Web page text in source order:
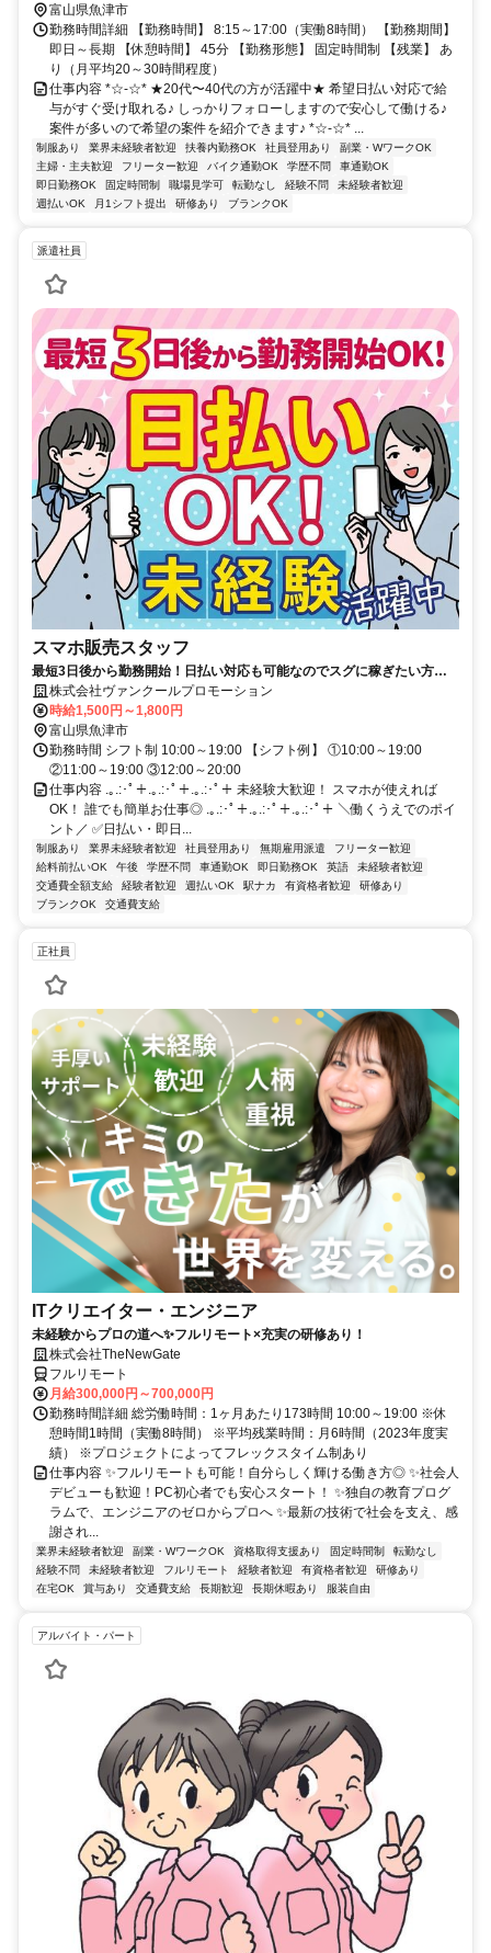
富山県魚津市
勤務時間詳細 【勤務時間】 8:15～17:00（実働8時間） 【勤務期間】
即日～長期 【休憩時間】 45分 【勤務形態】 固定時間制 【残業】 あ
り（月平均20～30時間程度）
仕事内容 *☆-☆* ★20代〜40代の方が活躍中★ 希望日払い対応で給
与がすぐ受け取れる♪ しっかりフォローしますので安心して働ける♪
案件が多いので希望の案件を紹介できます♪ *☆-☆* ...
制服あり 業界未経験者歓迎 扶養内勤務OK 社員登用あり
副業・WワークOK
主婦・主夫歓迎
フリーター歓迎 バイク通勤OK 学歴不問
車通勤OK
即日勤務OK
固定時間制 職場見学可 転勤なし 経験不問
未経験者歓迎
週払いOK
月1シフト提出 研修あり ブランクOK
派遣社員
スマホ販売スタッフ
最短3日後から勤務開始！日払い対応も可能なのでスグに稼ぎたい方に
ピッタリ！
株式会社ヴァンクールプロモーション
時給1,500円～1,800円
富山県魚津市
勤務時間 シフト制 10:00～19:00 【シフト例】 ①10:00～19:00
②11:00～19:00 ③12:00～20:00
仕事内容 .｡.:･ﾟ＋.｡.:･ﾟ＋.｡.:･ﾟ＋ 未経験大歓迎！ スマホが使えれば
OK！ 誰でも簡単お仕事◎ .｡.:･ﾟ＋.｡.:･ﾟ＋.｡.:･ﾟ＋ ＼働くうえでのポイ
ント／ ✅日払い・即日...
制服あり 業界未経験者歓迎 社員登用あり 無期雇用派遣
フリーター歓迎
給料前払いOK
午後 学歴不問 車通勤OK 即日勤務OK 英語
未経験者歓迎
交通費全額支給
経験者歓迎 週払いOK 駅ナカ 有資格者歓迎
研修あり
ブランクOK
交通費支給
正社員
ITクリエイター・エンジニア
未経験からプロの道へ✨フルリモート×充実の研修あり！
株式会社TheNewGate
フルリモート
月給300,000円～700,000円
勤務時間詳細 総労働時間：1ヶ月あたり173時間 10:00～19:00 ※休
憩時間1時間（実働8時間） ※平均残業時間：月6時間（2023年度実
績） ※プロジェクトによってフレックスタイム制あり
仕事内容 ✨フルリモートも可能！自分らしく輝ける働き方◎ ✨社会人
デビューも歓迎！PC初心者でも安心スタート！ ✨独自の教育プログ
ラムで、エンジニアのゼロからプロへ ✨最新の技術で社会を支え、感
謝され...
業界未経験者歓迎 副業・WワークOK 資格取得支援あり 固定時間制
転勤なし
経験不問
未経験者歓迎 フルリモート 経験者歓迎 有資格者歓迎
研修あり
在宅OK
賞与あり 交通費支給 長期歓迎 長期休暇あり 服装自由
アルバイト・パート